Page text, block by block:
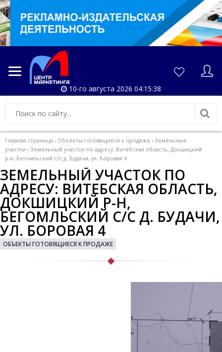
10-го августа 2026 04:15:38
Главная страница › Объекты готовящиеся к продаже › Земельные
участки › Земельный участок по адресу: Витебская область, Докшицкий
р-н, Бегомльский с/с д. Будачи, ул. Боровая 4
ЗЕМЕЛЬНЫЙ УЧАСТОК ПО
АДРЕСУ: ВИТЕБСКАЯ ОБЛАСТЬ,
ДОКШИЦКИЙ Р-Н,
БЕГОМЛЬСКИЙ С/С Д. БУДАЧИ,
УЛ. БОРОВАЯ 4
ОБЪЕКТЫ ГОТОВЯЩИЕСЯ К ПРОДАЖЕ